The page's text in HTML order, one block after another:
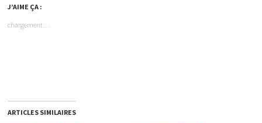
J’AIME ÇA :
chargement…
ARTICLES SIMILAIRES